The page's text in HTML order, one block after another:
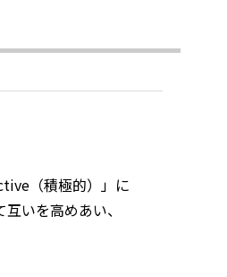
（積極的）」に
いを高めあい、